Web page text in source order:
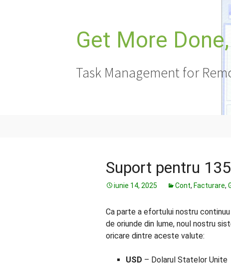
Get More
Task Management for
Suport pentru
iunie 14, 2025 Cont, Facturare,
Ca parte a efortului nostru
de oriunde din lume, noul nostru
oricare dintre aceste valute:
USD – Dolarul Statelor Unite